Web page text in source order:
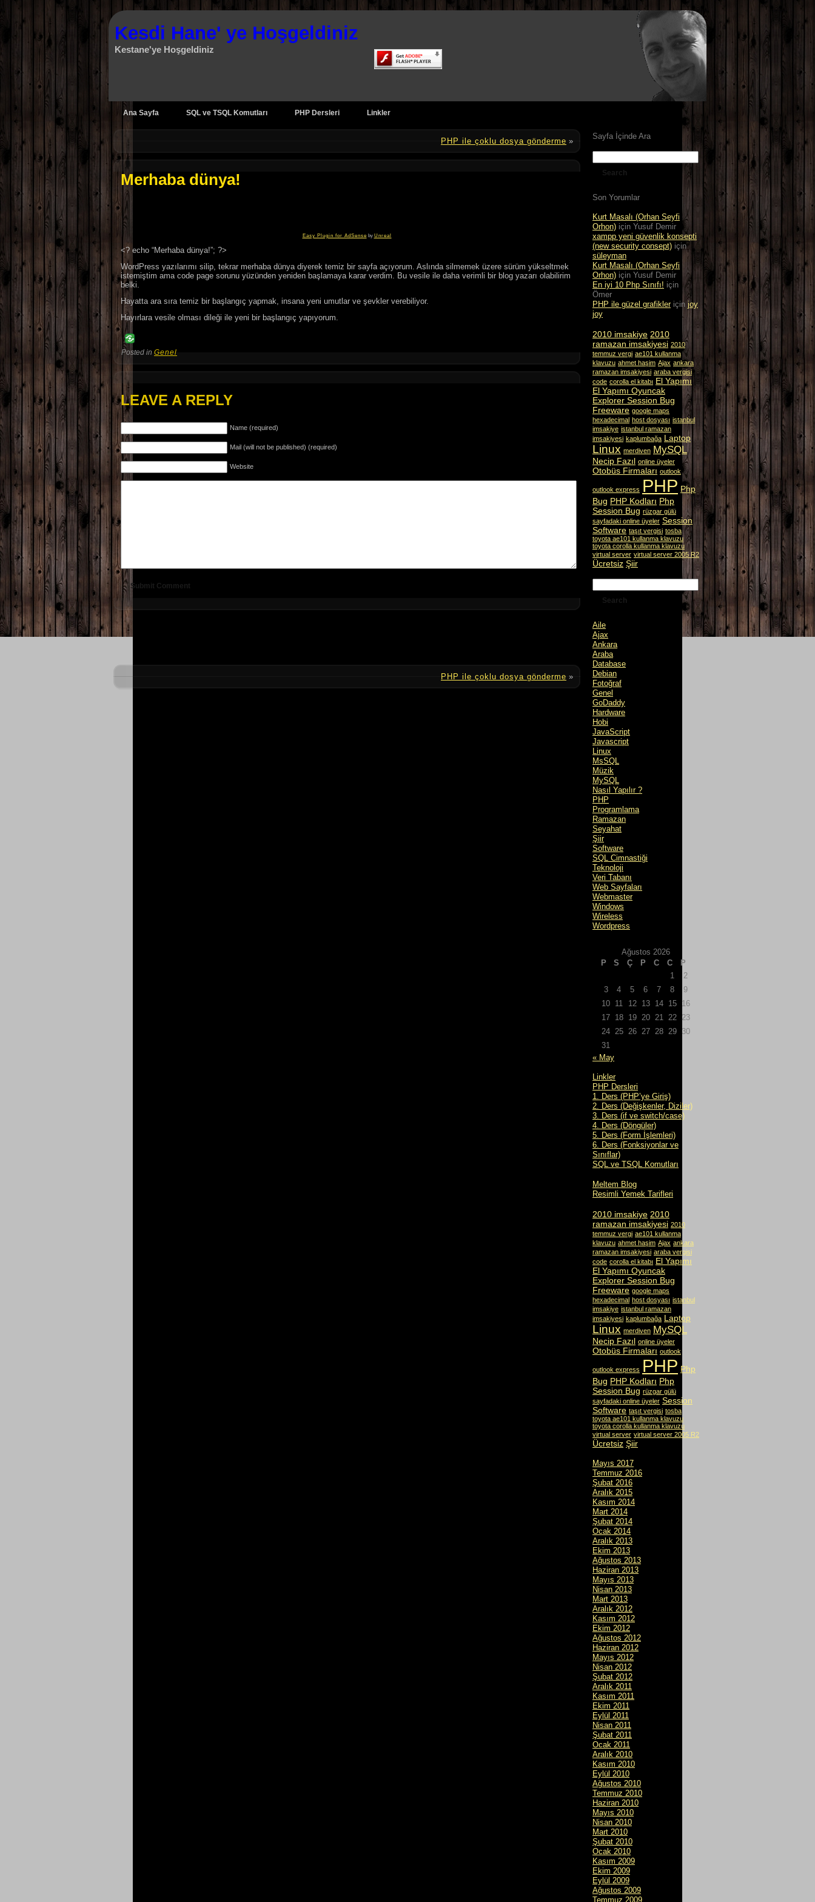
Kesdi Hane' ye Hoşgeldiniz
Kestane'ye Hoşgeldiniz
Ana Sayfa SQL ve TSQL Komutları PHP Dersleri Linkler
PHP ile çoklu dosya gönderme »
Merhaba dünya!
Easy Plugin for AdSense by Unreal
<? echo “Merhaba dünya!”; ?>
WordPress yazılarımı silip, tekrar merhaba dünya diyerek temiz bir sayfa açıyorum. Aslında silmemek üzere sürüm yükseltmek
istemiştim ama code page sorunu yüzünden yeniden başlamaya karar verdim. Bu vesile ile daha verimli bir blog yazarı olabilirim
belki.
Hayatta ara sıra temiz bir başlangıç yapmak, insana yeni umutlar ve şevkler verebiliyor.
Hayırlara vesile olması dileği ile yeni bir başlangıç yapıyorum.
Posted in Genel
LEAVE A REPLY
Name (required)
Mail (will not be published) (required)
Website
PHP ile çoklu dosya gönderme »
Sayfa İçinde Ara
Son Yorumlar
Kurt Masalı (Orhan Seyfi
Orhon) için Yusuf Demir
xampp yeni güvenlik konsepti
(new security consept) için
süleyman
Kurt Masalı (Orhan Seyfi
Orhon) için Yusuf Demir
En iyi 10 Php Sınıfı! için
Ömer
PHP ile güzel grafikleriçin joy
joy
2010 imsakiye 2010
ramazan imsakiyesi 2010
temmuz vergi ae101 kullanma
klavuzu ahmet haşim Ajax ankara
ramazan imsakiyesi araba vergisi
code corolla el kitabı El Yapımı
El Yapımı Oyuncak
Explorer Session Bug
Freeware google maps
hexadecimal host dosyası istanbul
imsakiye istanbul ramazan
imsakiyesi kaplumbağa Laptop
Linux merdiven MySQL
Necip Fazıl online üyeler
Otobüs Firmaları outlook
outlook express PHP Php
Bug PHP Kodları Php
Session Bug rüzgar gülü
sayfadaki online üyeler Session
Software taşıt vergisi tosba
toyota ae101 kullanma klavuzu
toyota corolla kullanma klavuzu
virtual server virtual server 2005 R2
Ücretsiz Şiir
Aile
Ajax
Ankara
Araba
Database
Debian
Fotoğraf
Genel
GoDaddy
Hardware
Hobi
JavaScript
Javascript
Linux
MsSQL
Müzik
MySQL
Nasıl Yapılır ?
PHP
Programlama
Ramazan
Seyahat
Şiir
Software
SQL Cimnastiği
Teknoloji
Veri Tabanı
Web Sayfaları
Webmaster
Windows
Wireless
Wordpress
Ağustos 2026
P
S Ç P C C
P
1
2
3
4 5 6 7 8
9
10 11 12 13 14 15
16
17 18 19 20 21 22 23
24 25 26 27 28 29 30
31
« May
Linkler
PHP Dersleri
1. Ders (PHP’ye Giriş)
2. Ders (Değişkenler, Diziler)
3. Ders (if ve switch/case)
4. Ders (Döngüler)
5. Ders (Form İşlemleri)
6. Ders (Fonksiyonlar ve
Sınıflar)
SQL ve TSQL Komutları
Meltem Blog
Resimli Yemek Tarifleri
2010 imsakiye 2010
ramazan imsakiyesi 2010
temmuz vergi ae101 kullanma
klavuzu ahmet haşim Ajax ankara
ramazan imsakiyesi araba vergisi
code corolla el kitabı El Yapımı
El Yapımı Oyuncak
Explorer Session Bug
Freeware google maps
hexadecimal host dosyası istanbul
imsakiye istanbul ramazan
imsakiyesi kaplumbağa Laptop
Linux merdiven MySQL
Necip Fazıl online üyeler
Otobüs Firmaları outlook
outlook express PHP Php
Bug PHP Kodları Php
Session Bug rüzgar gülü
sayfadaki online üyeler Session
Software taşıt vergisi tosba
toyota ae101 kullanma klavuzu
toyota corolla kullanma klavuzu
virtual server virtual server 2005 R2
Ücretsiz Şiir
Mayıs 2017
Temmuz 2016
Şubat 2016
Aralık 2015
Kasım 2014
Mart 2014
Şubat 2014
Ocak 2014
Aralık 2013
Ekim 2013
Ağustos 2013
Haziran 2013
Mayıs 2013
Nisan 2013
Mart 2013
Aralık 2012
Kasım 2012
Ekim 2012
Ağustos 2012
Haziran 2012
Mayıs 2012
Nisan 2012
Şubat 2012
Aralık 2011
Kasım 2011
Ekim 2011
Eylül 2011
Nisan 2011
Şubat 2011
Ocak 2011
Aralık 2010
Kasım 2010
Eylül 2010
Ağustos 2010
Temmuz 2010
Haziran 2010
Mayıs 2010
Nisan 2010
Mart 2010
Şubat 2010
Ocak 2010
Kasım 2009
Ekim 2009
Eylül 2009
Ağustos 2009
Temmuz 2009